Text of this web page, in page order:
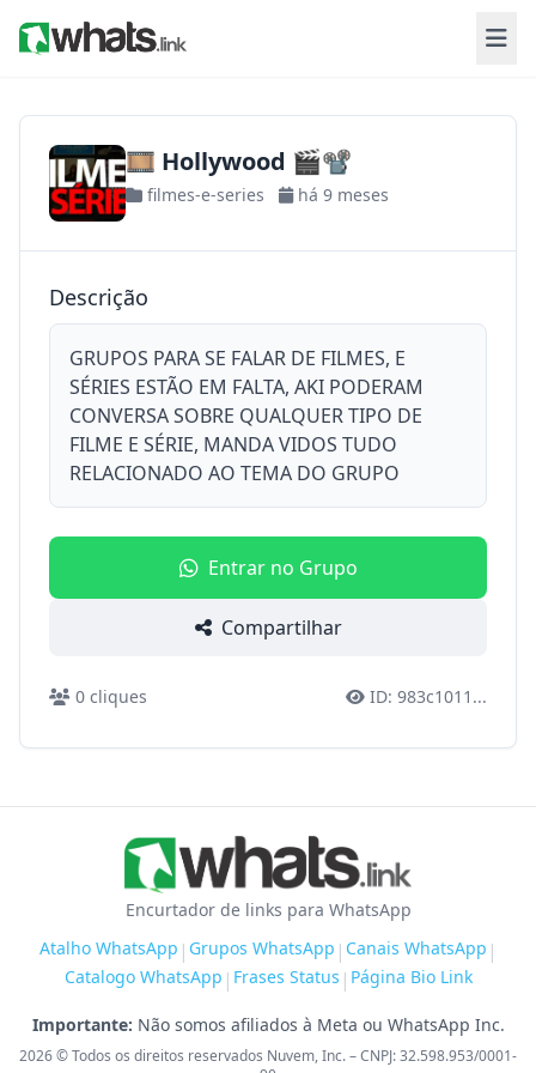
🎞️ Hollywood 🎬📽️
filmes-e-series há 9 meses
Descrição
GRUPOS PARA SE FALAR DE FILMES, E
SÉRIES ESTÃO EM FALTA, AKI PODERAM
CONVERSA SOBRE QUALQUER TIPO DE
FILME E SÉRIE, MANDA VIDOS TUDO
RELACIONADO AO TEMA DO GRUPO
Entrar no Grupo
Compartilhar
0 cliques ID: 983c1011 ...
Encurtador de links para WhatsApp
Atalho WhatsApp | Grupos WhatsApp | Canais WhatsApp |
Catalogo WhatsApp | Frases Status | Página Bio Link
Importante: Não somos afiliados à Meta ou WhatsApp Inc.
2026© Todos os direitos reservados Nuvem, Inc. – CNPJ: 32.598.953/0001-